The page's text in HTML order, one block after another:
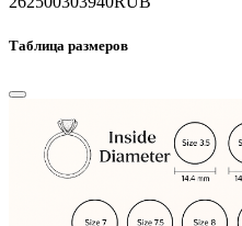
Таблица размеров